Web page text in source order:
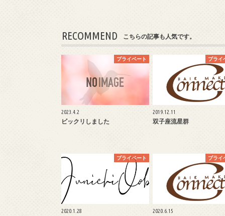
RECOMMEND こちらの記事も人気です。
プライベート
2023.4.2
ビックリしました
プライ
2019.12.11
双子座流星群
プライベート
2020.1.28
プライ
2020.6.15